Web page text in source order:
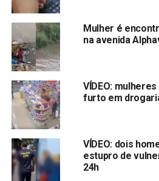
Mulher é
na avenida
VÍDEO:
furto em
VÍDEO: dois
estupro de
24h